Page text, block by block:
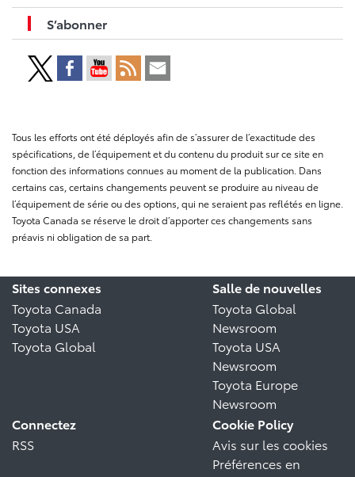
S’abonner
Tous les efforts ont été déployés afin de s’assurer de l’exactitude des
spécifications, de l’équipement et du contenu du produit sur ce site en
fonction des informations connues au moment de la publication. Dans
certains cas, certains changements peuvent se produire au niveau de
l’équipement de série ou des options, qui ne seraient pas reflétés en ligne.
Toyota Canada se réserve le droit d’apporter ces changements sans
préavis ni obligation de sa part.
Sites connexes
Toyota Canada
Toyota USA
Toyota Global
Salle de nouvelles
Toyota Global
Newsroom
Toyota USA
Newsroom
Toyota Europe
Newsroom
Connectez
RSS
Cookie Policy
Avis sur les cookies
Préférences en